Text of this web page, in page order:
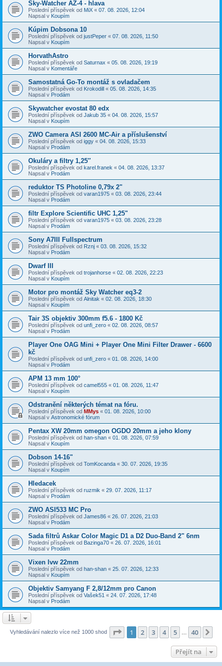
Sky-Watcher AZ-4 - hlava
Poslední příspěvek od MiX « 07. 08. 2026, 12:04
Napsal v Koupím
Kúpim Dobsona 10
Poslední příspěvek od justPeper « 07. 08. 2026, 11:50
Napsal v Koupím
HorvathAstro
Poslední příspěvek od Saturnax « 05. 08. 2026, 19:19
Napsal v Komentáře
Samostatná Go-To montáž s ovladačem
Poslední příspěvek od Krokodill « 05. 08. 2026, 14:35
Napsal v Prodám
Skywatcher evostat 80 edx
Poslední příspěvek od Jakub 35 « 04. 08. 2026, 15:57
Napsal v Koupím
ZWO Camera ASI 2600 MC-Air a příslušenství
Poslední příspěvek od iggy « 04. 08. 2026, 15:33
Napsal v Prodám
Okuláry a filtry 1,25″
Poslední příspěvek od karel.franek « 04. 08. 2026, 13:37
Napsal v Prodám
reduktor TS Photoline 0,79x 2"
Poslední příspěvek od varan1975 « 03. 08. 2026, 23:44
Napsal v Prodám
filtr Explore Scientific UHC 1,25"
Poslední příspěvek od varan1975 « 03. 08. 2026, 23:28
Napsal v Prodám
Sony A7III Fullspectrum
Poslední příspěvek od Rznj « 03. 08. 2026, 15:32
Napsal v Prodám
Dwarf III
Poslední příspěvek od trojanhorse « 02. 08. 2026, 22:23
Napsal v Koupím
Motor pro montáž Sky Watcher eq3-2
Poslední příspěvek od Alnitak « 02. 08. 2026, 18:30
Napsal v Koupím
Tair 3S objektiv 300mm f5.6 - 1800 Kč
Poslední příspěvek od unfi_zero « 02. 08. 2026, 08:57
Napsal v Prodám
Player One OAG Mini + Player One Mini Filter Drawer - 6600
kč
Poslední příspěvek od unfi_zero « 01. 08. 2026, 14:00
Napsal v Prodám
APM 13 mm 100°
Poslední příspěvek od camel555 « 01. 08. 2026, 11:47
Napsal v Koupím
Odstranění některých témat na fóru.
Poslední příspěvek od MMys « 01. 08. 2026, 10:00
Napsal v Astronomické fórum
Pentax XW 20mm omegon OGDO 20mm a jeho klony
Poslední příspěvek od han-shan « 01. 08. 2026, 07:59
Napsal v Koupím
Dobson 14-16"
Poslední příspěvek od TomKocanda « 30. 07. 2026, 19:35
Napsal v Koupím
Hledacek
Poslední příspěvek od ruzmik « 29. 07. 2026, 11:17
Napsal v Prodám
ZWO ASI533 MC Pro
Poslední příspěvek od James86 « 26. 07. 2026, 21:03
Napsal v Prodám
Sada filtrů Askar Color Magic D1 a D2 Duo-Band 2" 6nm
Poslední příspěvek od Bazinga70 « 26. 07. 2026, 16:01
Napsal v Prodám
Vixen lvw 22mm
Poslední příspěvek od han-shan « 25. 07. 2026, 12:33
Napsal v Koupím
Objektiv Samyang F 2,8/12mm pro Canon
Poslední příspěvek od Vašek51 « 24. 07. 2026, 17:48
Napsal v Prodám
Vyhledávání nalezlo více než 1000 shod Stránka z 40
1 2 3 4 5 40
Přejít na